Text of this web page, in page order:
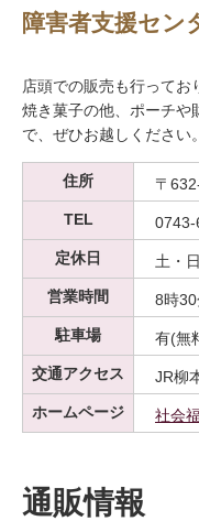
障害者支援セン
店頭での販売も行ってお
焼き菓子の他、ポーチや
で、ぜひお越しください。
住所
〒
TEL
0743-
定休日
土・
営業時間
8時
駐車場
有(無
交通アクセス
JR柳
ホームページ
社会
通販情報